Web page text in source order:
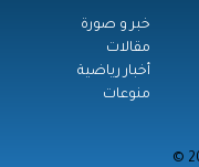
خبر و صورة
مقالات
أخبار رياضية
منوعات